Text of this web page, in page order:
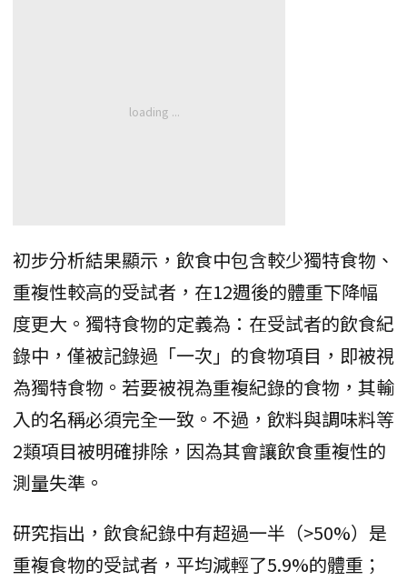
初步分析結果顯示，飲食中包含較少獨特食物、
重複性較高的受試者，在12週後的體重下降幅
度更大。獨特食物的定義為：在受試者的飲食紀
錄中，僅被記錄過「一次」的食物項目，即被視
為獨特食物。若要被視為重複紀錄的食物，其輸
入的名稱必須完全一致。不過，飲料與調味料等
2類項目被明確排除，因為其會讓飲食重複性的
測量失準。
研究指出，飲食紀錄中有超過一半（>50%）是
重複食物的受試者，平均減輕了5.9%的體重；